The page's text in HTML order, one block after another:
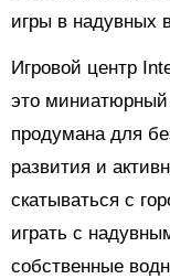
игры в надувных
Игровой центр
это миниатюрный
продумана для
развития и
скатываться с
играть с
собственные